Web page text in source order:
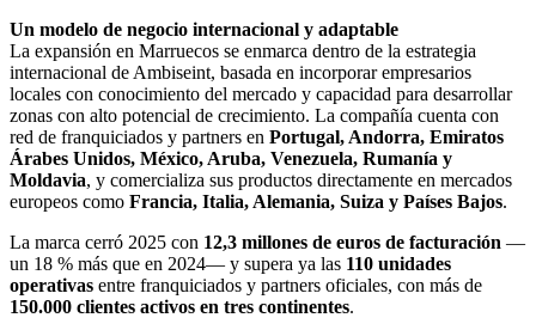
Un modelo de negocio internacional y adaptable
La expansión en Marruecos se enmarca dentro de la estrategia
internacional de Ambiseint, basada en incorporar empresarios
locales con conocimiento del mercado y capacidad para desarrollar
zonas con alto potencial de crecimiento. La compañía cuenta con
red de franquiciados y partners en Portugal, Andorra, Emiratos
Árabes Unidos, México, Aruba, Venezuela, Rumanía y
Moldavia, y comercializa sus productos directamente en mercados
europeos como Francia, Italia, Alemania, Suiza y Países Bajos.
La marca cerró 2025 con 12,3 millones de euros de facturación —
un 18 % más que en 2024— y supera ya las 110 unidades
operativas entre franquiciados y partners oficiales, con más de
150.000 clientes activos en tres continentes.